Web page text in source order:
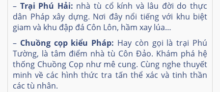
– Trại Phú Hải: nhà tù cổ kính và lâu đời do thực
dân Pháp xây dựng. Nơi đây nổi tiếng với khu biệt
giam và khu đập đá Côn Lôn, hầm xay lúa…
– Chuồng cọp kiểu Pháp: Hay còn gọi là trại Phú
Tường, là tâm điểm nhà tù Côn Đảo. Khám phá hệ
thống Chuồng Cọp như mê cung. Cùng nghe thuyết
minh về các hình thức tra tấn thể xác và tinh thần
các tù nhân.